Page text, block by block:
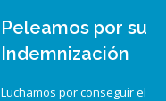
Peleamos por su
Indemnización
Luchamos por conseguir el